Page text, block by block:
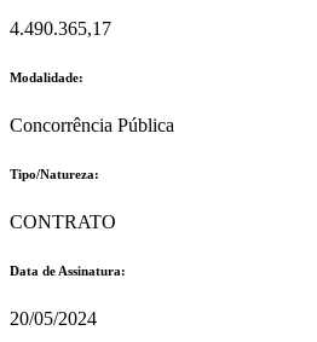
4.490.365,17
Modalidade:
Concorrência Pública
Tipo/Natureza:
CONTRATO
Data de Assinatura:
20/05/2024